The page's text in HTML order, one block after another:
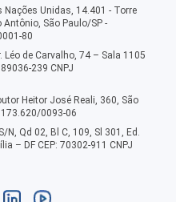
Nações Unidas, 14.401 - Torre
Antônio, São Paulo/SP -
80
Léo de Carvalho, 74 – Sala 1105
239 CNPJ
Heitor José Reali, 360, São
0093-06
Qd 02, Bl C, 109, Sl 301, Ed.
– DF CEP: 70302-911 CNPJ